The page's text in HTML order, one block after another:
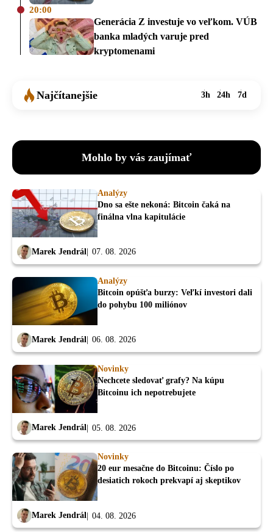
20:00
Generácia Z investuje vo veľkom. VÚB
banka mladých varuje pred
kryptomenami
Najčítanejšie 3h 24h 7d
Mohlo by vás zaujímať
Analýzy
Dno sa ešte nekoná: Bitcoin čaká na
finálna vlna kapitulácie
Marek Jendrál 07. 08. 2026
Analýzy
Bitcoin opúšťa burzy: Veľkí investori dali
do pohybu 100 miliónov
Marek Jendrál 06. 08. 2026
Novinky
Nechcete sledovať grafy? Na kúpu
Bitcoinu ich nepotrebujete
Marek Jendrál 05. 08. 2026
Novinky
20 eur mesačne do Bitcoinu: Číslo po
desiatich rokoch prekvapí aj skeptikov
Marek Jendrál 04. 08. 2026